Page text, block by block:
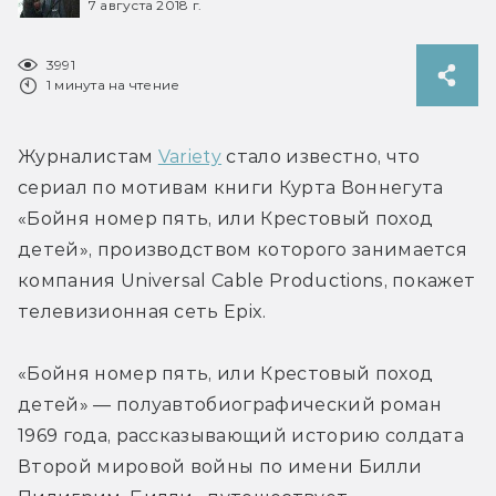
7 августа 2018 г.
3991
1 минута на чтение
Журналистам Variety стало известно, что
сериал по мотивам книги Курта Воннегута
«Бойня номер пять, или Крестовый поход
детей», производством которого занимается
компания Universal Cable Productions, покажет
телевизионная сеть Epix.
«Бойня номер пять, или Крестовый поход
детей» — полуавтобиографический роман
1969 года, рассказывающий историю солдата
Второй мировой войны по имени Билли